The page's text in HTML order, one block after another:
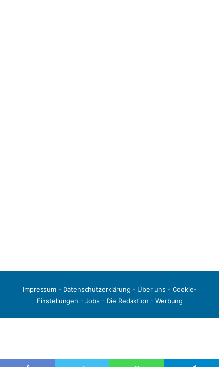
Impressum- Datenschutzerklärung - Über uns - Cookie-
Einstellungen - Jobs - Die Redaktion - Werbung